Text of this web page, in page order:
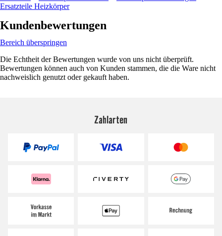
Ersatzteile Heizkörper
Kundenbewertungen
Bereich überspringen
Die Echtheit der Bewertungen wurde von uns nicht überprüft.
Bewertungen können auch von Kunden stammen, die die Ware nicht
nachweislich genutzt oder gekauft haben.
Zahlarten